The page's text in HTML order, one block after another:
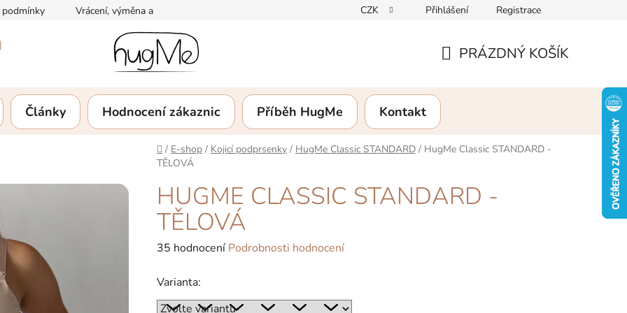
Vrácení, výměna a reklamace zboží Podmínky ochrany osobních údajů Formulář pro vrácení zboží
CZK Přihlášení Registrace
KOŠÍK
PRÁZDNÝ KOŠÍK
Články Hodnocení zákaznic Příběh HugMe Kontakt
Domů
/ E-shop / Kojicí podprsenky / HugMe Classic STANDARD / HugMe Classic STANDARD -
TĚLOVÁ
HUGME CLASSIC STANDARD -
TĚLOVÁ
Průměrné
produktu
je
35 hodnocení Podrobnosti hodnocení
Varianta: